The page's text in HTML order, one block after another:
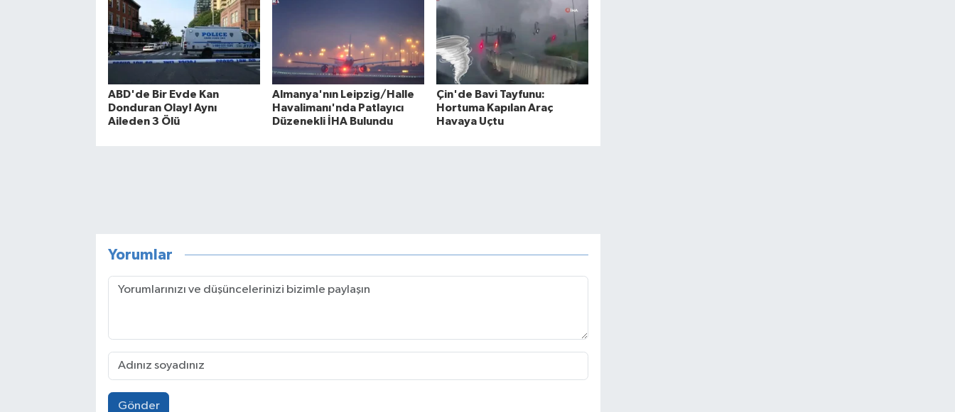
ABD'de Bir Evde Kan
Donduran Olay! Aynı
Aileden 3 Ölü
Almanya'nın Leipzig/Halle
Havalimanı'nda Patlayıcı
Düzenekli İHA Bulundu
Çin'de Bavi Tayfunu:
Hortuma Kapılan Araç
Havaya Uçtu
Yorumlar
Gönder